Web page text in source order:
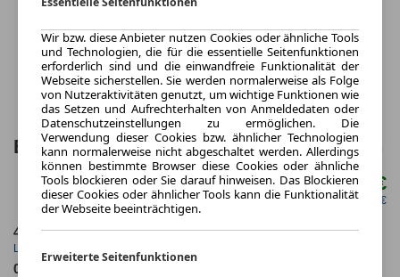
BMW 5er Touring 520i Touring A 5 Türen
ab mtl.536,97 €
netto mtl. 450,42 €
48 Monate
Laufzeit
10.000 km
0.87
Wir bzw. diese Anbieter nutzen Cookies oder ähnliche Tools
und Technologien, die für die essentielle Seitenfunktionen
erforderlich sind und die einwandfreie Funktionalität der
Webseite sicherstellen. Sie werden normalerweise als Folge
von Nutzeraktivitäten genutzt, um wichtige Funktionen wie
das Setzen und Aufrechterhalten von Anmeldedaten oder
Datenschutzeinstellungen zu ermöglichen. Die
Verwendung dieser Cookies bzw. ähnlicher Technologien
kann normalerweise nicht abgeschaltet werden. Allerdings
können bestimmte Browser diese Cookies oder ähnliche
Tools blockieren oder Sie darauf hinweisen. Das Blockieren
dieser Cookies oder ähnlicher Tools kann die Funktionalität
der Webseite beeinträchtigen.
Erweiterte Seitenfunktionen